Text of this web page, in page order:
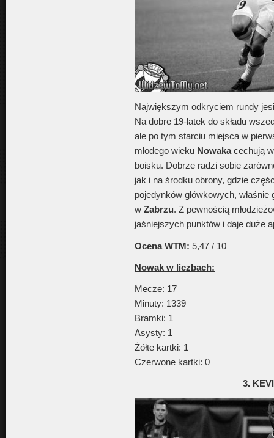
Największym odkryciem rundy
Na dobre 19-latek do składu
ale po tym starciu miejsca w
młodego wieku Nowakacechują
boisku. Dobrze radzi sobie
jak i na środku obrony, gdzie
pojedynków główkowych,
w Zabrzu. Z pewnością
jaśniejszych punktów i daje duże
Ocena WTM: 5,47 / 10
Nowak w liczbach:
Mecze: 17
Minuty: 1339
Bramki: 1
Asysty: 1
Żółte kartki: 1
Czerwone kartki: 0
3.